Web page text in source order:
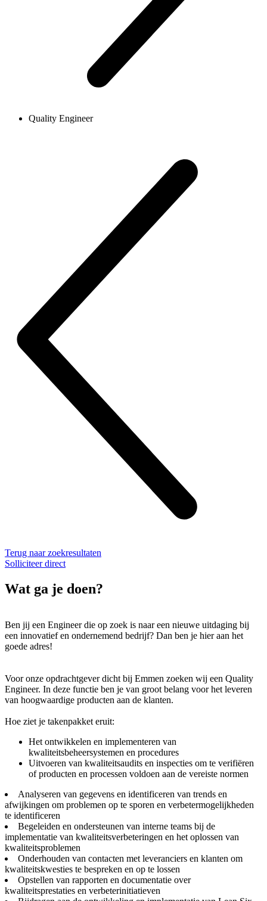
Quality Engineer
Terug naar zoekresultaten
Solliciteer direct
Wat ga je doen?
Ben jij een Engineer die op zoek is naar een nieuwe uitdaging bij
een innovatief en ondernemend bedrijf? Dan ben je hier aan het
goede adres!
Voor onze opdrachtgever dicht bij Emmen zoeken wij een Quality
Engineer. In deze functie ben je van groot belang voor het leveren
van hoogwaardige producten aan de klanten.
Hoe ziet je takenpakket eruit:
Het ontwikkelen en implementeren van
kwaliteitsbeheersystemen en procedures
Uitvoeren van kwaliteitsaudits en inspecties om te verifiëren
of producten en processen voldoen aan de vereiste normen
Analyseren van gegevens en identificeren van trends en
afwijkingen om problemen op te sporen en verbetermogelijkheden
te identificeren
Begeleiden en ondersteunen van interne teams bij de
implementatie van kwaliteitsverbeteringen en het oplossen van
kwaliteitsproblemen
Onderhouden van contacten met leveranciers en klanten om
kwaliteitskwesties te bespreken en op te lossen
Opstellen van rapporten en documentatie over
kwaliteitsprestaties en verbeterinitiatieven